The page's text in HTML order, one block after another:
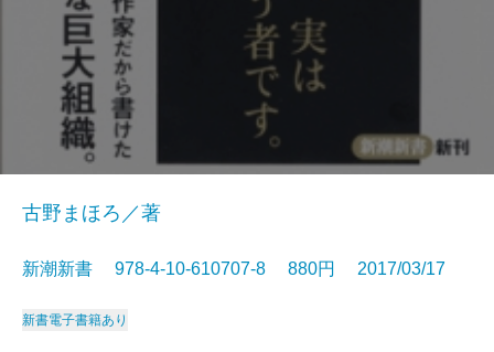
古野まほろ／著
新潮新書 978-4-10-610707-8 880円 2017/03/17
新書電子書籍あり